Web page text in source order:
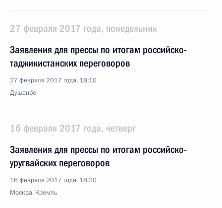
27 февраля 2017 года, понедельник
Заявления для прессы по итогам российско-
таджикистанских переговоров
27 февраля 2017 года, 18:10
Душанбе
16 февраля 2017 года, четверг
Заявления для прессы по итогам российско-
уругвайских переговоров
16 февраля 2017 года, 18:20
Москва, Кремль